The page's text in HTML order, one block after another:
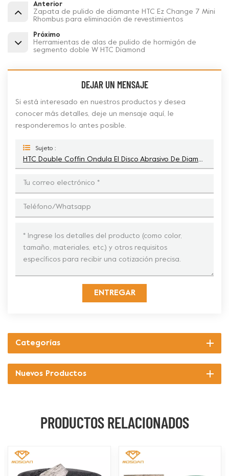
Anterior
Zapata de pulido de diamante HTC Ez Change 7 Mini
Rhombus para eliminación de revestimientos
Próximo
Herramientas de alas de pulido de hormigón de
segmento doble W HTC Diamond
DEJAR UN MENSAJE
Si está interesado en nuestros productos y desea
conocer más detalles, deje un mensaje aquí, le
responderemos lo antes posible.
Sujeto :
HTC Double Coffin Ondula El Disco Abrasivo De Diamante Para Piso De Concreto
ENTREGAR
Categorías
Nuevos Productos
PRODUCTOS RELACIONADOS